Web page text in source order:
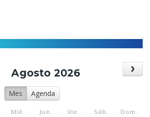
Mes Agenda
Agosto 2026
Mié. Jue. Vie. Sáb. Dom.